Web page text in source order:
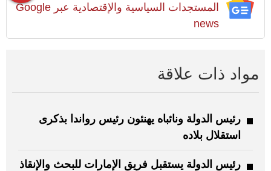
المستجدات السياسية والإقتصادية عبر Google
news
مواد ذات علاقة
رئيس الدولة ونائباه يهنئون رئيس رواندا بذكرى
استقلال بلاده
رئيس الدولة يستقبل فريق الإمارات للبحث والإنقاذ